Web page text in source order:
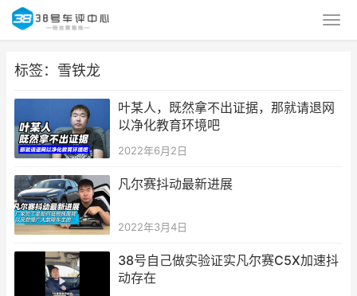
标签：雪铁龙
叶某人，既然拿不出证据，那就请退网
以净化教育环境吧
2022年6月2日
凡尔赛抖动最新进展
2022年3月4日
38号自己做实验证实凡尔赛C5X加速抖
动存在 ​